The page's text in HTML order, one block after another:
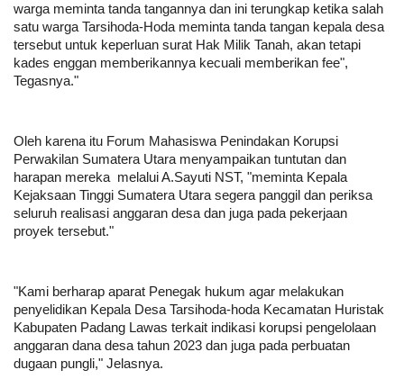
warga meminta tanda tangannya dan ini terungkap ketika salah
satu warga Tarsihoda-Hoda meminta tanda tangan kepala desa
tersebut untuk keperluan surat Hak Milik Tanah, akan tetapi
kades enggan memberikannya kecuali memberikan fee",
Tegasnya."
Oleh karena itu Forum Mahasiswa Penindakan Korupsi
Perwakilan Sumatera Utara menyampaikan tuntutan dan
harapan mereka melalui A.Sayuti NST, "meminta Kepala
Kejaksaan Tinggi Sumatera Utara segera panggil dan periksa
seluruh realisasi anggaran desa dan juga pada pekerjaan
proyek tersebut."
"Kami berharap aparat Penegak hukum agar melakukan
penyelidikan Kepala Desa Tarsihoda-hoda Kecamatan Huristak
Kabupaten Padang Lawas terkait indikasi korupsi pengelolaan
anggaran dana desa tahun 2023 dan juga pada perbuatan
dugaan pungli," Jelasnya.